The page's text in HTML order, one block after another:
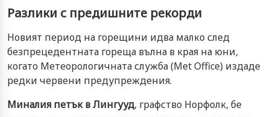
Разлики с предишните рекорди
Новият период на горещини идва малко след
безпрецедентната гореща вълна в края на юни,
когато Метеорологичната служба (Met Office) издаде
редки червени предупреждения.
Миналия петък в Лингууд, графство Норфолк, бе